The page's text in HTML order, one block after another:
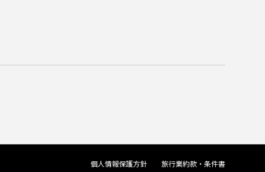
個人情報保護方針 旅行業約款・条件書